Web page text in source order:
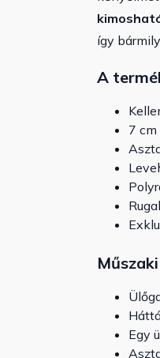
így
A
7
Egy